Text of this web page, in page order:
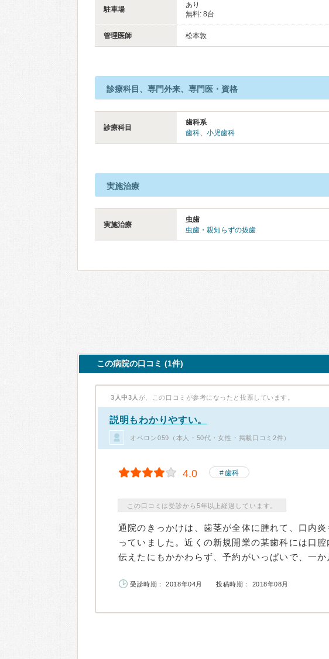
駐車場
あり
無料: 8台
管理医師 松本敦
診療科目、専門外来、専門医・資格
診療科目
歯科系
歯科、 小児歯科
実施治療
実施治療
虫歯
虫歯・親知らずの抜歯
この病院の口コミ (1件)
3人中3人 が、この口コミが参考になったと投票しています。
説明もわかりやすい。
オベロン059（本人・50代・女性・掲載口コミ2件）
4.0 歯科
この口コミは受診から5年以上経過しています。
通院のきっかけは、歯茎が全体に腫れて、口内
っていました。近くの新規開業の某歯科には口
伝えたにもかかわらず、予約がいっぱいで、一
受診時期： 2018年04月 投稿時期： 2018年08月